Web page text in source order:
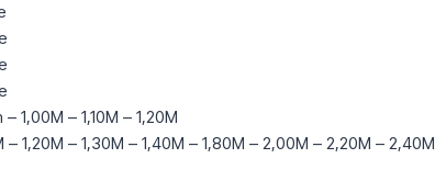
1,00M – 1,10M – 1,20M
– 1,20M – 1,30M – 1,40M – 1,80M – 2,00M – 2,20M – 2,40M